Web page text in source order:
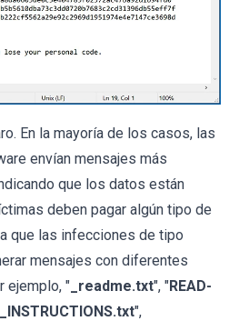
En la mayoría de los casos, las
envían mensajes más
que los datos están
deben pagar algún tipo de
que las infecciones de tipo
mensajes con diferentes
ejemplo, " _readme.txt", "READ-
",